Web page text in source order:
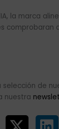
la marca
comprobaran
de
nuestra